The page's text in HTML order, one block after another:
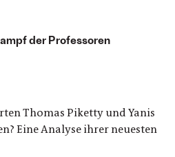
der Professoren
Thomas Piketty und Yanis
Eine Analyse ihrer neuesten